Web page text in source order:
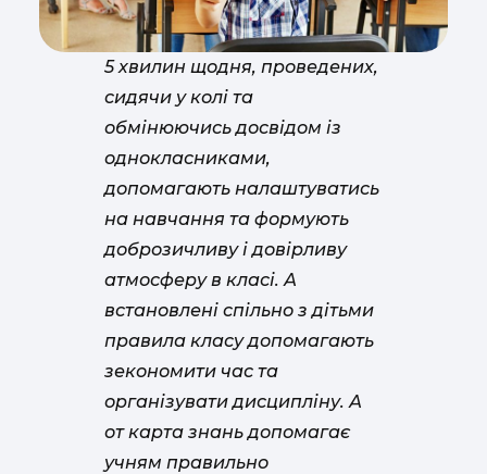
5 хвилин щодня, проведених,
сидячи у колі та
обмінюючись досвідом із
однокласниками,
допомагають налаштуватись
на навчання та формують
доброзичливу і довірливу
атмосферу в класі. А
встановлені спільно з дітьми
правила класу допомагають
зекономити час та
організувати дисципліну. А
от карта знань допомагає
учням правильно